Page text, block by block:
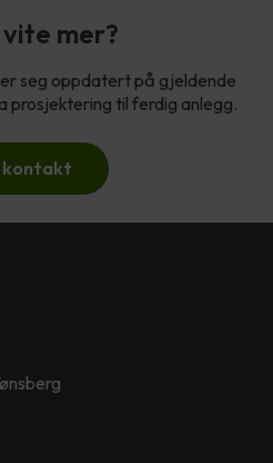
mer?
seg oppdatert på gjeldende
prosjektering til ferdig anlegg.
kontakt